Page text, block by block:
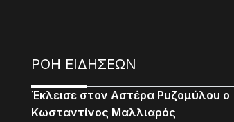
ΡΟΗ ΕΙΔΗΣΕΩΝ
Έκλεισε στον Αστέρα Ρυζομύλου ο
Κωσταντίνος Μαλλιαρός